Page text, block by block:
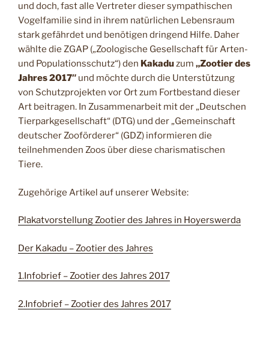
und doch, fast alle Vertreter dieser sympathischen
Vogelfamilie sind in ihrem natürlichen Lebensraum
stark gefährdet und benötigen dringend Hilfe. Daher
wählte die ZGAP („Zoologische Gesellschaft für Arten-
und Populationsschutz“) den Kakaduzum „Zootier des
Jahres 2017″ und möchte durch die Unterstützung
von Schutzprojekten vor Ort zum Fortbestand dieser
Art beitragen. In Zusammenarbeit mit der „Deutschen
Tierparkgesellschaft“ (DTG) und der „Gemeinschaft
deutscher Zooförderer“ (GDZ) informieren die
teilnehmenden Zoos über diese charismatischen
Tiere.
Zugehörige Artikel auf unserer Website:
Plakatvorstellung Zootier des Jahres in Hoyerswerda
Der Kakadu – Zootier des Jahres
1.Infobrief – Zootier des Jahres 2017
2.Infobrief – Zootier des Jahres 2017